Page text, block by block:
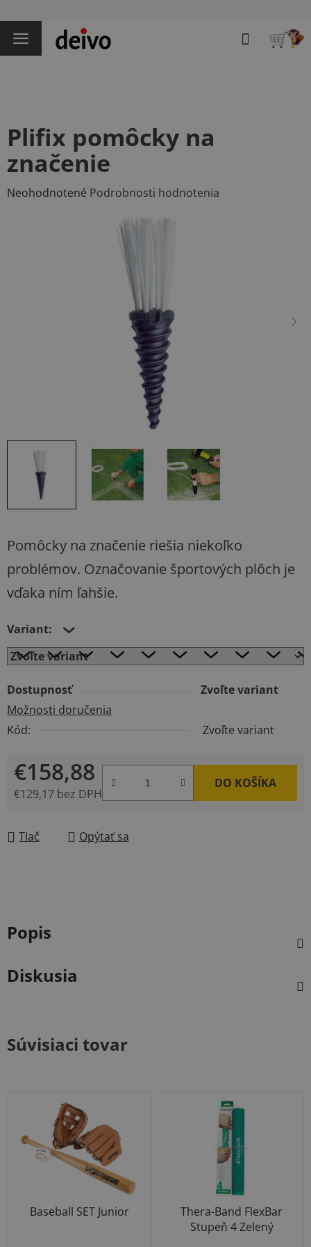
na
obsah
Hľadať
Pomôcky na značenie riešia niekoľko
problémov. Označovanie športových plôch je
vďaka ním ľahšie.
Variant:
Dostupnosť
Zvoľte variant
Možnosti doručenia
Kód:
Zvoľte variant
€158,88
€129,17 bez DPH
DO KOŠÍKA
Tlač Opýtať sa
Plifix pomôcky na
značenie
Priemerné
Neohodnotené Podrobnosti hodnotenia
Popis
Diskusia
Súvisiaci tovar
Baseball SET Junior
Thera-Band FlexBar
Stupeň 4 Zelený